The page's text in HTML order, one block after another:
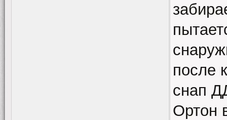
после
снап
Ортон